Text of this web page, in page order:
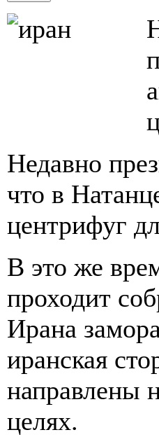
Недавно
что в
центрифуг
В это же
проходит
Ирана
иранская
направлены
целях.